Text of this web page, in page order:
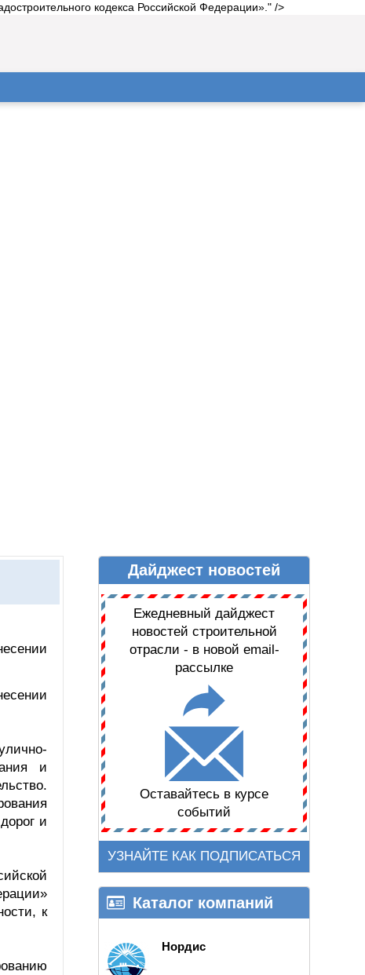
кодекса Российской Федерации»." />
ДАЙДЖЕСТ НОВОСТЕЙ
и
и
к
Дайджест новостей
Ежедневный дайджест
новостей строительной
отрасли - в новой email-
рассылке
Оставайтесь в курсе
событий
УЗНАЙТЕ КАК ПОДПИСАТЬСЯ
Каталог компаний
Нордис